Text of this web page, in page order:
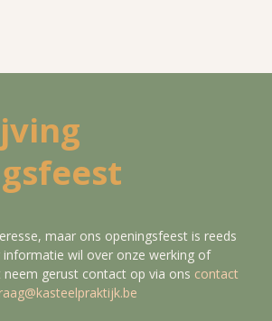
maar ons openingsfeest is reeds
wil over onze werking of
neem gerust contact op via ons contact